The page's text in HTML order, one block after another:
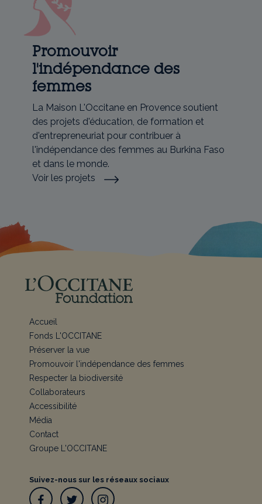
Promouvoir
l'indépendance des
femmes
La Maison L'Occitane en Provence soutient
des projets d'éducation, de formation et
d'entrepreneuriat pour contribuer à
l'indépendance des femmes au Burkina Faso
et dans le monde.
Voir les projets
Accueil
Fonds L'OCCITANE
Préserver la vue
Promouvoir l'indépendance des femmes
Respecter la biodiversité
Collaborateurs
Accessibilité
Média
Contact
Groupe L'OCCITANE
Suivez-nous sur les réseaux sociaux